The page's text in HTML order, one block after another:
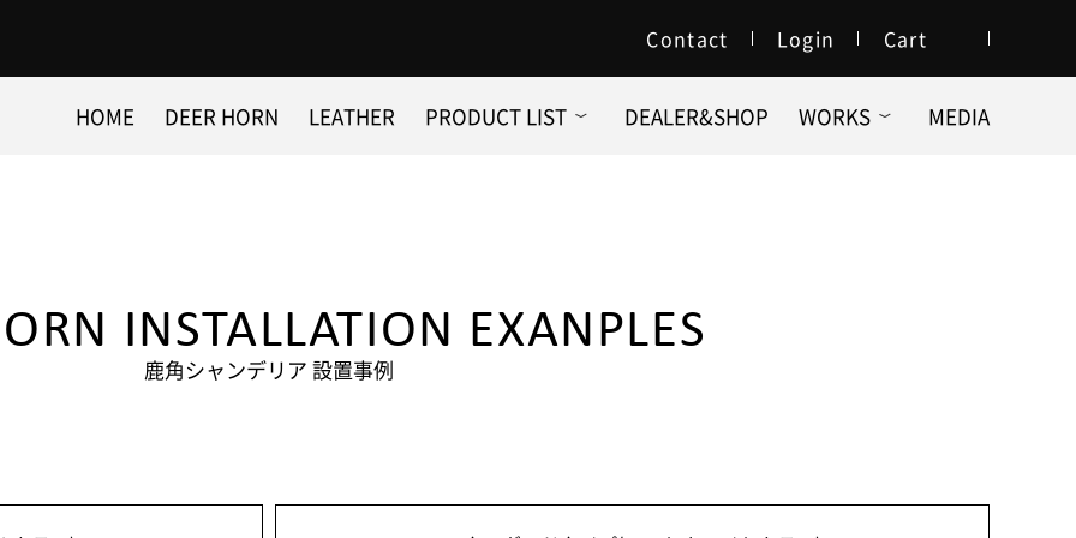
Contact Login Cart
HOME DEER HORN LEATHER PRODUCT LIST DEALER&SHOP WORKS MEDIA
INSTALLATION EXANPLES
鹿角シャンデリア 設置事例